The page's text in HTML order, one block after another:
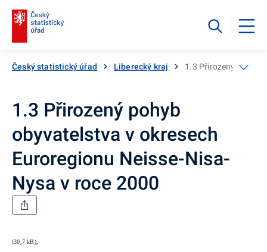
Český statistický úřad Liberecký kraj 1.3 Přirozený pohyb
1.3 Přirozený pohyb
obyvatelstva v okresech
Euroregionu Neisse-Nisa-
Nysa v roce 2000
(30,7 kB),